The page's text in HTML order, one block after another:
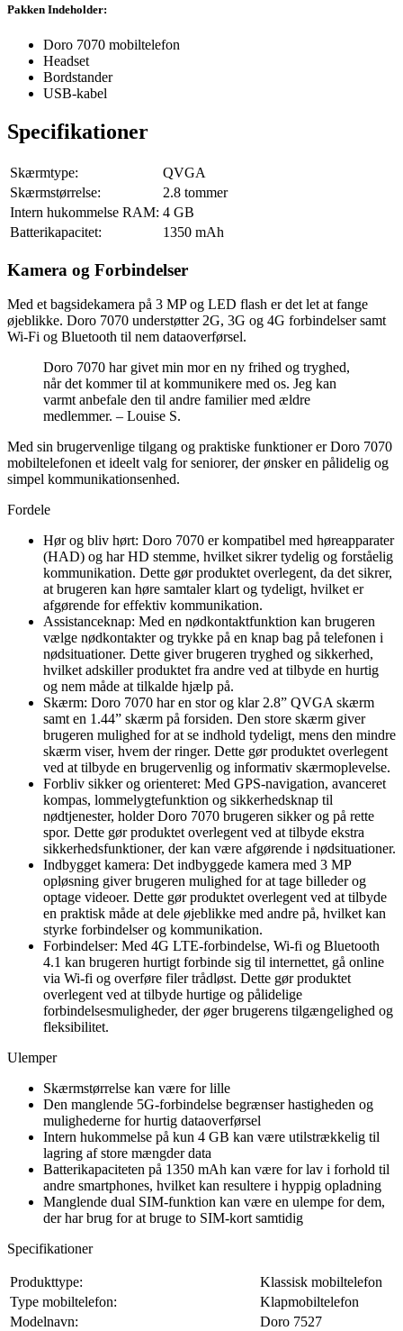
Pakken Indeholder:
Doro 7070 mobiltelefon
Headset
Bordstander
USB-kabel
Specifikationer
Skærmtype:
QVGA
Skærmstørrelse:
2.8 tommer
Intern hukommelse RAM: 4 GB
Batterikapacitet:
1350 mAh
Kamera og Forbindelser
Med et bagsidekamera på 3 MP og LED flash er det let at fange
øjeblikke. Doro 7070 understøtter 2G, 3G og 4G forbindelser samt
Wi-Fi og Bluetooth til nem dataoverførsel.
Doro 7070 har givet min mor en ny frihed og tryghed,
når det kommer til at kommunikere med os. Jeg kan
varmt anbefale den til andre familier med ældre
medlemmer. – Louise S.
Med sin brugervenlige tilgang og praktiske funktioner er Doro 7070
mobiltelefonen et ideelt valg for seniorer, der ønsker en pålidelig og
simpel kommunikationsenhed.
Fordele
Hør og bliv hørt: Doro 7070 er kompatibel med høreapparater
(HAD) og har HD stemme, hvilket sikrer tydelig og forståelig
kommunikation. Dette gør produktet overlegent, da det sikrer,
at brugeren kan høre samtaler klart og tydeligt, hvilket er
afgørende for effektiv kommunikation.
Assistanceknap: Med en nødkontaktfunktion kan brugeren
vælge nødkontakter og trykke på en knap bag på telefonen i
nødsituationer. Dette giver brugeren tryghed og sikkerhed,
hvilket adskiller produktet fra andre ved at tilbyde en hurtig
og nem måde at tilkalde hjælp på.
Skærm: Doro 7070 har en stor og klar 2.8” QVGA skærm
samt en 1.44” skærm på forsiden. Den store skærm giver
brugeren mulighed for at se indhold tydeligt, mens den mindre
skærm viser, hvem der ringer. Dette gør produktet overlegent
ved at tilbyde en brugervenlig og informativ skærmoplevelse.
Forbliv sikker og orienteret: Med GPS-navigation, avanceret
kompas, lommelygtefunktion og sikkerhedsknap til
nødtjenester, holder Doro 7070 brugeren sikker og på rette
spor. Dette gør produktet overlegent ved at tilbyde ekstra
sikkerhedsfunktioner, der kan være afgørende i nødsituationer.
Indbygget kamera: Det indbyggede kamera med 3 MP
opløsning giver brugeren mulighed for at tage billeder og
optage videoer. Dette gør produktet overlegent ved at tilbyde
en praktisk måde at dele øjeblikke med andre på, hvilket kan
styrke forbindelser og kommunikation.
Forbindelser: Med 4G LTE-forbindelse, Wi-fi og Bluetooth
4.1 kan brugeren hurtigt forbinde sig til internettet, gå online
via Wi-fi og overføre filer trådløst. Dette gør produktet
overlegent ved at tilbyde hurtige og pålidelige
forbindelsesmuligheder, der øger brugerens tilgængelighed og
fleksibilitet.
Ulemper
Skærmstørrelse kan være for lille
Den manglende 5G-forbindelse begrænser hastigheden og
mulighederne for hurtig dataoverførsel
Intern hukommelse på kun 4 GB kan være utilstrækkelig til
lagring af store mængder data
Batterikapaciteten på 1350 mAh kan være for lav i forhold til
andre smartphones, hvilket kan resultere i hyppig opladning
Manglende dual SIM-funktion kan være en ulempe for dem,
der har brug for at bruge to SIM-kort samtidig
Specifikationer
Produkttype:
Klassisk mobiltelefon
Type mobiltelefon:
Klapmobiltelefon
Modelnavn:
Doro 7527